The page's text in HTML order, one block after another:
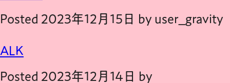
PRICE
INSTRUCTOR
INSTAGRAM
Posted 2023年12月15日 by user_gravity
ALK
Posted 2023年12月14日 by